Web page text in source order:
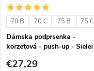
70 B 70 C 75 B 75 C
Dámska podprsenka -
korzetová - push-up - Sielei
€27,29